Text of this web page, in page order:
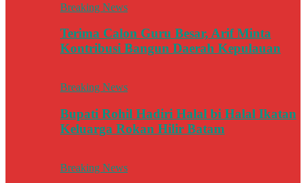
Breaking News
Terima Calon Guru Besar, Arif Minta
Kontribusi Bangun Daerah Kepulauan
Breaking News
Bupati Rohil Hadiri Halal bi Halal Ikatan
Keluarga Rokan Hilir Batam
Breaking News